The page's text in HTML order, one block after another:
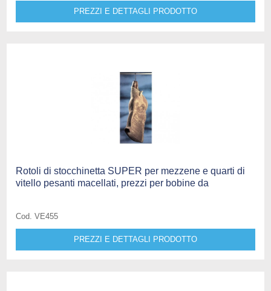
PREZZI E DETTAGLI PRODOTTO
Rotoli di stocchinetta SUPER per mezzene e quarti di
vitello pesanti macellati, prezzi per bobine da
Cod. VE455
PREZZI E DETTAGLI PRODOTTO